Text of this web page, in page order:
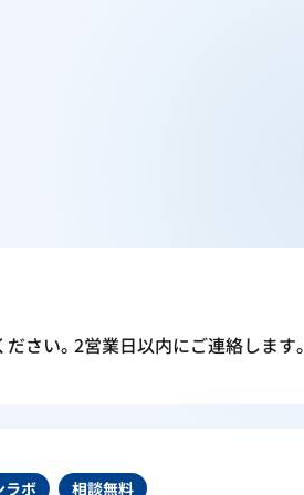
さい。2営業日以内にご連絡します。
ラボ 相談無料